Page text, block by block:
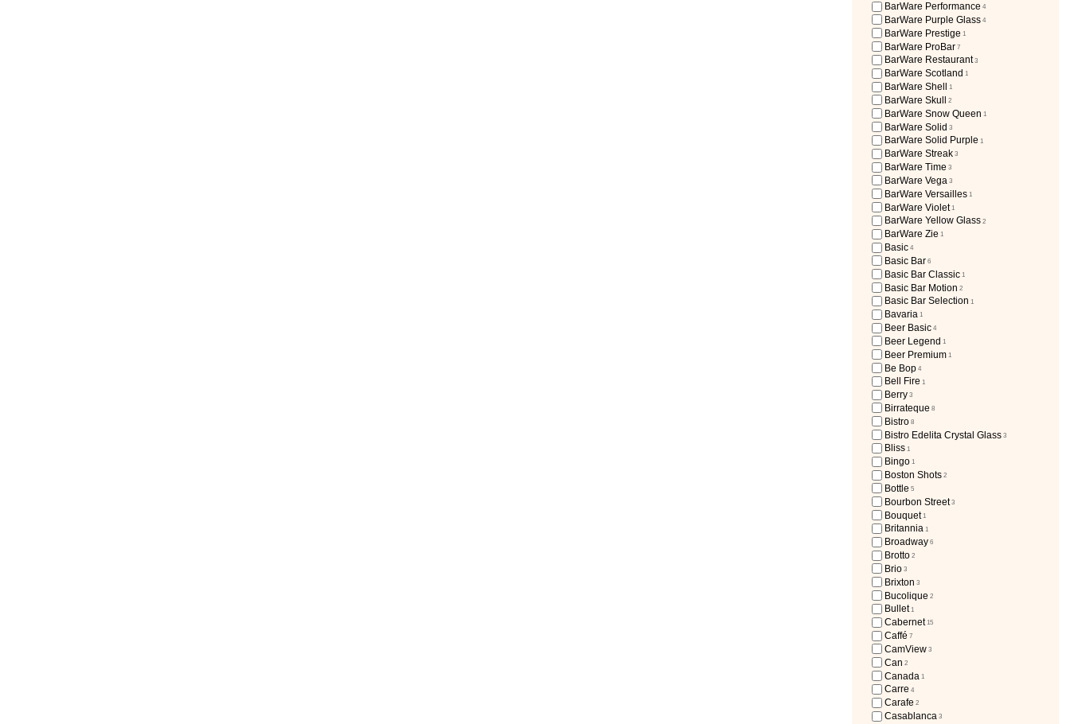
BarWare Performance 4
BarWare Purple Glass 4
BarWare Prestige 1
BarWare ProBar 7
BarWare Restaurant 3
BarWare Scotland 1
BarWare Shell 1
BarWare Skull 2
BarWare Snow Queen 1
BarWare Solid 3
BarWare Solid Purple 1
BarWare Streak 3
BarWare Time 3
BarWare Vega 3
BarWare Versailles 1
BarWare Violet 1
BarWare Yellow Glass 2
BarWare Zie 1
Basic 4
Basic Bar 6
Basic Bar Classic 1
Basic Bar Motion 2
Basic Bar Selection 1
Bavaria 1
Beer Basic 4
Beer Legend 1
Beer Premium 1
Be Bop 4
Bell Fire 1
Berry 3
Birrateque 8
Bistro 8
Bistro Edelita Crystal Glass 3
Bliss 1
Bingo 1
Boston Shots 2
Bottle 5
Bourbon Street 3
Bouquet 1
Britannia 1
Broadway 6
Brotto 2
Brio 3
Brixton 3
Bucolique 2
Bullet 1
Cabernet 15
Caffé 7
CamView 3
Can 2
Canada 1
Carre 4
Carafe 2
Casablanca 3